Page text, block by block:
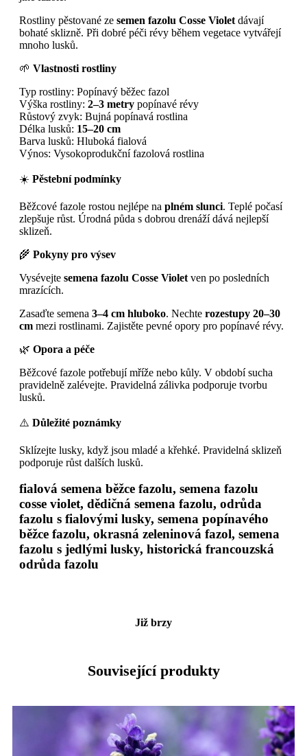
Rostliny pěstované ze semen fazolu Cosse Violet dávají
bohaté sklizně. Při dobré péči révy během vegetace vytvářejí
mnoho lusků.
🌱 Vlastnosti rostliny
Typ rostliny: Popínavý běžec fazol
Výška rostliny: 2–3 metry popínavé révy
Růstový zvyk: Bujná popínavá rostlina
Délka lusků: 15–20 cm
Barva lusků: Hluboká fialová
Výnos: Vysokoprodukční fazolová rostlina
☀️ Pěstební podmínky
Běžcové fazole rostou nejlépe na plném slunci. Teplé počasí
zlepšuje růst. Úrodná půda s dobrou drenáží dává nejlepší
sklizeň.
🌾 Pokyny pro výsev
Vysévejte semena fazolu Cosse Violet ven po posledních
mrazících.
Zasaďte semena 3–4 cm hluboko. Nechte rozestupy 20–30
cm mezi rostlinami. Zajistěte pevné opory pro popínavé révy.
🌿 Opora a péče
Běžcové fazole potřebují mříže nebo kůly. V období sucha
pravidelně zalévejte. Pravidelná zálivka podporuje tvorbu
lusků.
⚠️ Důležité poznámky
Sklízejte lusky, když jsou mladé a křehké. Pravidelná sklizeň
podporuje růst dalších lusků.
fialová semena běžce fazolu, semena fazolu
cosse violet, dědičná semena fazolu, odrůda
fazolu s fialovými lusky, semena popínavého
běžce fazolu, okrasná zeleninová fazol, semena
fazolu s jedlými lusky, historická francouzská
odrůda fazolu
Již brzy
Související produkty